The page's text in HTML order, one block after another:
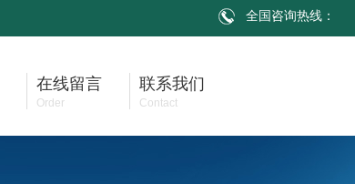
全国咨询热线：
在线留言
Order
联系我们
Contact